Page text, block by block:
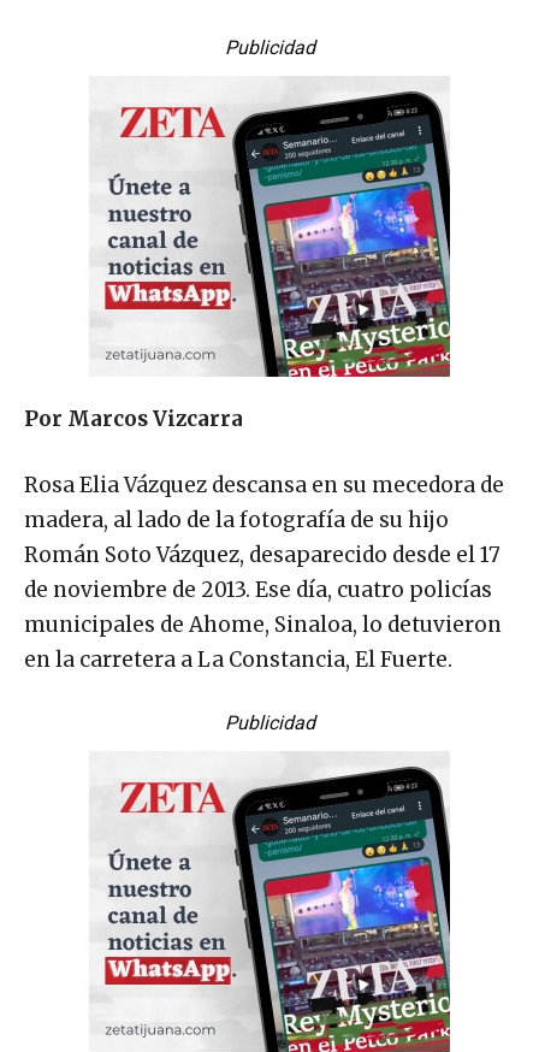
Publicidad
Por Marcos Vizcarra
Rosa Elia Vázquez descansa en su mecedora de
madera, al lado de la fotografía de su hijo
Román Soto Vázquez, desaparecido desde el 17
de noviembre de 2013. Ese día, cuatro policías
municipales de Ahome, Sinaloa, lo detuvieron
en la carretera a La Constancia, El Fuerte.
Publicidad